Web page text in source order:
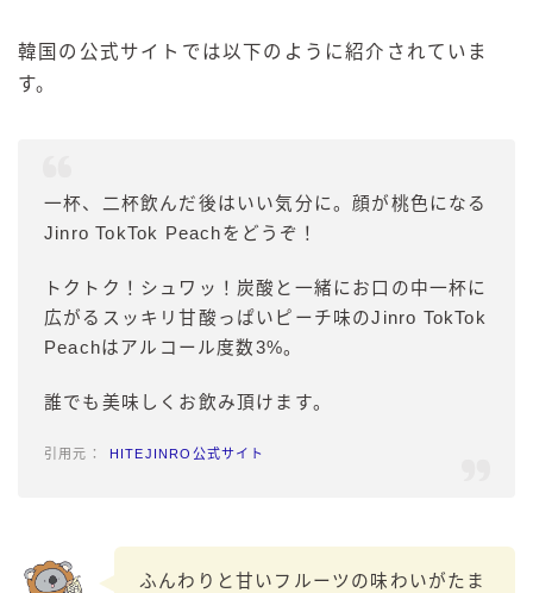
韓国の公式サイトでは以下のように紹介されていま
す。
一杯、二杯飲んだ後はいい気分に。顔が桃色になる
Jinro TokTok Peachをどうぞ！
トクトク！シュワッ！炭酸と一緒にお口の中一杯に
広がるスッキリ甘酸っぱいピーチ味のJinro TokTok
Peachはアルコール度数3%。
誰でも美味しくお飲み頂けます。
HITEJINRO公式サイト
ふんわりと甘いフルーツの味わいがたま